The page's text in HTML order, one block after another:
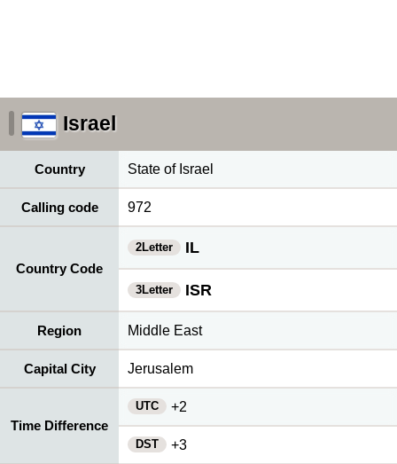
Israel
Country State of Israel
Calling code 972
Country Code
2Letter IL
3Letter ISR
Region Middle East
Capital City Jerusalem
Time Difference
UTC +2
DST +3